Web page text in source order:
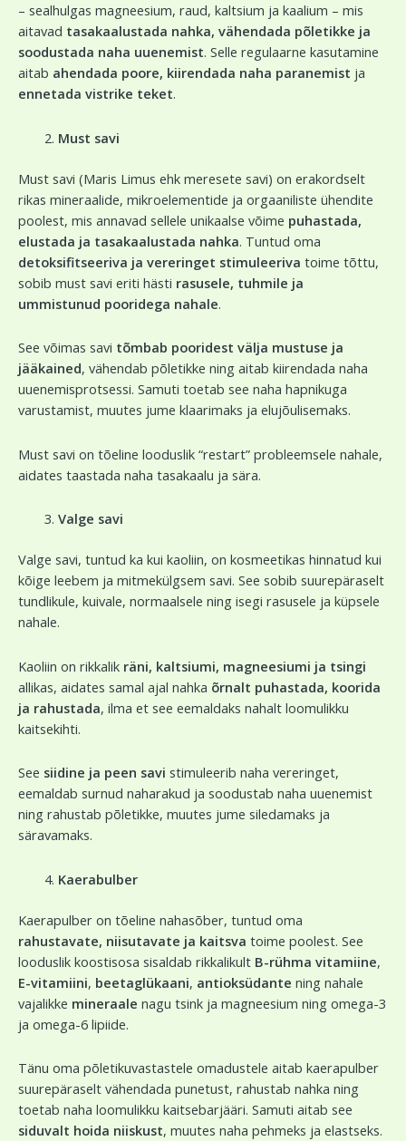
– sealhulgas magneesium, raud, kaltsium ja kaalium – mis
aitavad tasakaalustada nahka, vähendada põletikke ja
soodustada naha uuenemist. Selle regulaarne kasutamine
aitab ahendada poore, kiirendada naha paranemist ja
ennetada vistrike teket.
Must savi
Must savi (Maris Limus ehk meresete savi) on erakordselt
rikas mineraalide, mikroelementide ja orgaaniliste ühendite
poolest, mis annavad sellele unikaalse võime puhastada,
elustada ja tasakaalustada nahka. Tuntud oma
detoksifitseeriva ja vereringet stimuleeriva toime tõttu,
sobib must savi eriti hästi rasusele, tuhmile ja
ummistunud pooridega nahale.
See võimas savi tõmbab pooridest välja mustuse ja
jääkained, vähendab põletikke ning aitab kiirendada naha
uuenemisprotsessi. Samuti toetab see naha hapnikuga
varustamist, muutes jume klaarimaks ja elujõulisemaks.
Must savi on tõeline looduslik “restart” probleemsele nahale,
aidates taastada naha tasakaalu ja sära.
Valge savi
Valge savi, tuntud ka kui kaoliin, on kosmeetikas hinnatud kui
kõige leebem ja mitmekülgsem savi. See sobib suurepäraselt
tundlikule, kuivale, normaalsele ning isegi rasusele ja küpsele
nahale.
Kaoliin on rikkalik räni, kaltsiumi, magneesiumi ja tsingi
allikas, aidates samal ajal nahka õrnalt puhastada, koorida
ja rahustada, ilma et see eemaldaks nahalt loomulikku
kaitsekihti.
See siidine ja peen savi stimuleerib naha vereringet,
eemaldab surnud naharakud ja soodustab naha uuenemist
ning rahustab põletikke, muutes jume siledamaks ja
säravamaks.
Kaerabulber
Kaerapulber on tõeline nahasõber, tuntud oma
rahustavate, niisutavate ja kaitsva toime poolest. See
looduslik koostisosa sisaldab rikkalikult B-rühma vitamiine,
E-vitamiini, beetaglükaani, antioksüdante ning nahale
vajalikke mineraale nagu tsink ja magneesium ning omega-3
ja omega-6 lipiide.
Tänu oma põletikuvastastele omadustele aitab kaerapulber
suurepäraselt vähendada punetust, rahustab nahka ning
toetab naha loomulikku kaitsebarjääri. Samuti aitab see
siduvalt hoida niiskust, muutes naha pehmeks ja elastseks.